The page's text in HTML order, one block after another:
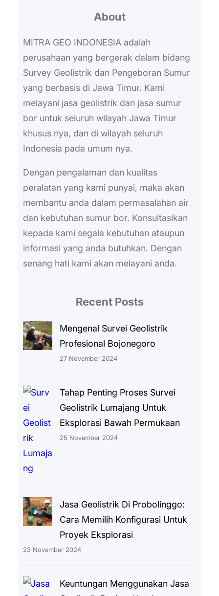
sudah terbukti membantu
pedesaan, seperti…
About
MITRA GEO INDONESIA adalah
perusahaan yang bergerak dalam bidang
Survey Geolistrik dan Pengeboran Sumur
yang berbasis di Jawa Timur. Kami
melayani jasa geolistrik dan jasa sumur
bor untuk seluruh wilayah Jawa Timur
khusus nya, dan di wilayah seluruh
Indonesia pada umum nya.
Dengan pengalaman dan kualitas
peralatan yang kami punyai, maka akan
membantu anda dalam permasalahan air
dan kebutuhan sumur bor. Konsultasikan
kepada kami segala kebutuhan ataupun
informasi yang anda butuhkan. Dengan
senang hati kami akan melayani anda.
Recent Posts
Mengenal Survei Geolistrik
Profesional Bojonegoro
27 November 2024
Tahap Penting Proses Survei
Geolistrik Lumajang Untuk
Eksplorasi Bawah Permukaan
25 November 2024
Jasa Geolistrik Di Probolinggo:
Cara Memilih Konfigurasi Untuk
Proyek Eksplorasi
23 November 2024
Keuntungan Menggunakan Jasa